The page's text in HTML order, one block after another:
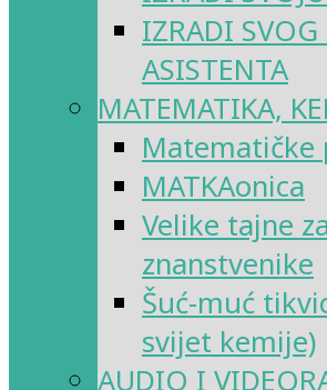
IZRADI
ASISTENTA
MATEMATIKA,
Matematičke
MATKAonica
Velike tajne
znanstvenike
Šuć-muć
svijet kemije)
AUDIO I